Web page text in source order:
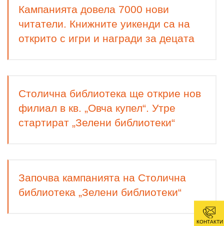
Кампанията довела 7000 нови
читатели. Книжните уикенди са на
открито с игри и награди за децата
Столична библиотека ще открие нов
филиал в кв. „Овча купел“. Утре
стартират „Зелени библиотеки“
Започва кампанията на Столична
библиотека „Зелени библиотеки“
КОНТАКТИ